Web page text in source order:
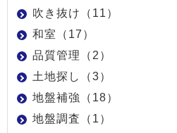
吹き抜け（11）
和室（17）
品質管理（2）
土地探し（3）
地盤補強（18）
地盤調査（1）